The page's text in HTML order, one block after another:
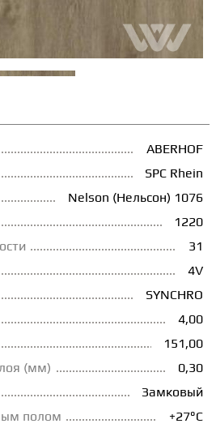
ПВХ
ПОЛ
ABERHOF
SPC Rhein
Nelson (Нельсон) 1076
1220
31
4V
SYNCHRO
4,00
151,00
(мм)
0,30
Замковый
полом
+27°С